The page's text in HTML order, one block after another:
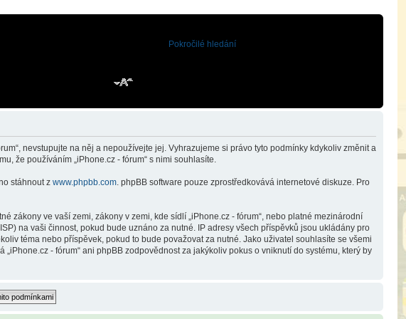
Pokročilé hledání
nevstupujte na něj a nepoužívejte jej. Vyhrazujeme si právo tyto podmínky kdykoliv změnit a
že používáním „iPhone.cz - fórum“ s nimi souhlasíte.
stáhnout z www.phpbb.com. phpBB software pouze zprostředkovává internetové diskuze. Pro
zákony ve vaší zemi, zákony v zemi, kde sídlí „iPhone.cz - fórum“, nebo platné mezinárodní
na vaši činnost, pokud bude uznáno za nutné. IP adresy všech příspěvků jsou ukládány pro
téma nebo příspěvek, pokud to bude považovat za nutné. Jako uživatel souhlasíte se všemi
- fórum“ ani phpBB zodpovědnost za jakýkoliv pokus o vniknutí do systému, který by